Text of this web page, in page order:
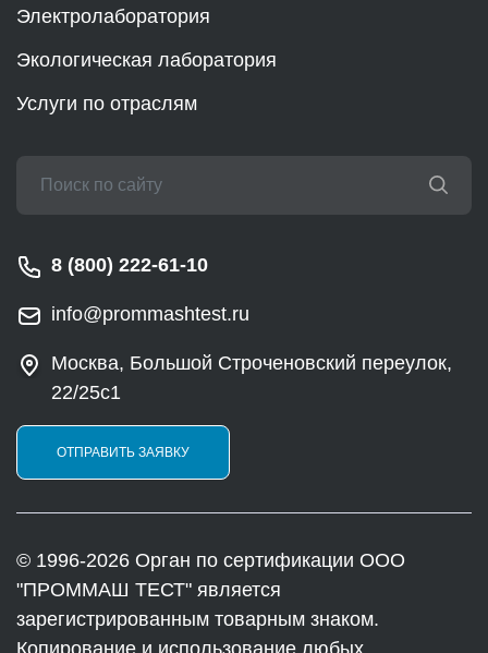
Электролаборатория
Экологическая лаборатория
Услуги по отраслям
8 (800) 222-61-10
info@prommashtest.ru
Москва, Большой Строченовский переулок,
22/25с1
ОТПРАВИТЬ ЗАЯВКУ
© 1996-2026 Орган по сертификации ООО
"ПРОММАШ ТЕСТ" является
зарегистрированным товарным знаком.